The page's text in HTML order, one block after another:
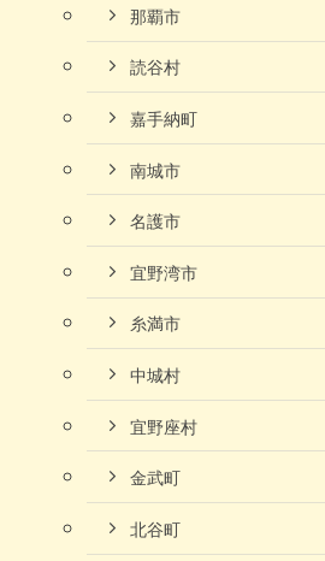
那覇市
読谷村
嘉手納町
南城市
名護市
宜野湾市
糸満市
中城村
宜野座村
金武町
北谷町